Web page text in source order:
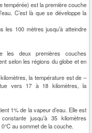
tempérée) est la première couche
C’est là que se développe la
les 100 mètres jusqu’à atteindre
les deux premières couches
selon les régions du globe et en
la température est de –
vers 17 à 18 kilomètres, la
1% de la vapeur d’eau. Elle est
jusqu’à 35 kilomètres
au sommet de la couche.